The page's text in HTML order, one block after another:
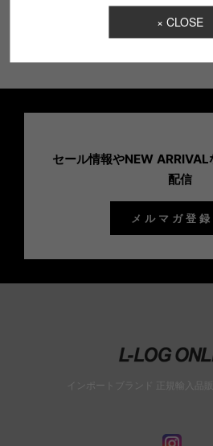
セール情報やNEW ARRIVAL
配信
メルマガ登録
インポートブランド 正規輸入品
× CLOSE